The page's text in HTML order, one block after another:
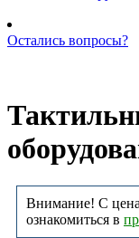
Остались вопросы?
Внимание! С
ознакомиться в